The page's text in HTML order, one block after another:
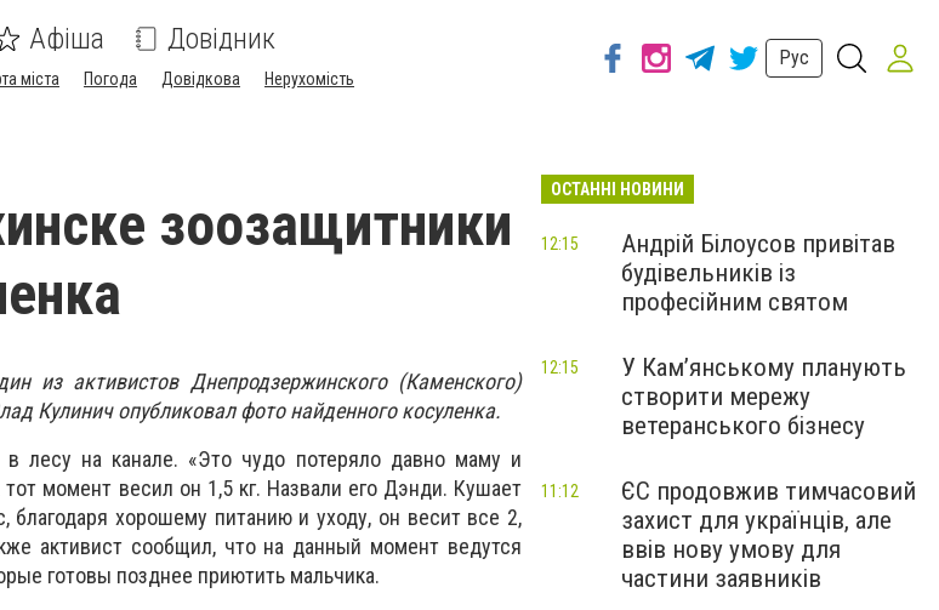
Афіша Довідник
міста Погода Довідкова Нерухомість
Рус
зоозащитники
из активистов Днепродзержинского (Каменского)
Кулинич опубликовал фото найденного косуленка.
лесу на канале. «Это чудо потеряло давно маму и
момент весил он 1,5 кг. Назвали его Дэнди. Кушает
благодаря хорошему питанию и уходу, он весит все 2,
активист сообщил, что на данный момент ведутся
готовы позднее приютить мальчика.
ОСТАННІ НОВИНИ
Андрій Білоусов привітав
будівельників із
професійним святом
12:15
У Кам’янському планують
створити мережу
ветеранського бізнесу
12:15
ЄС продовжив тимчасовий
захист для українців, але
ввів нову умову для
частини заявників
11:12